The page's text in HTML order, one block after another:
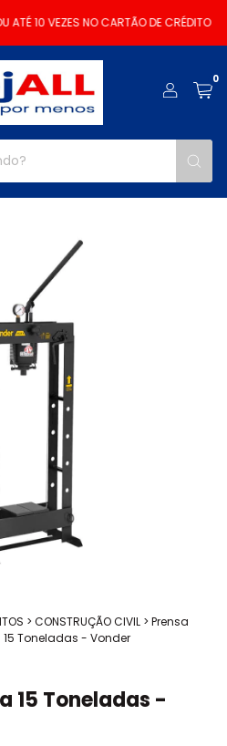
10 VEZES NO CARTÃO DE CRÉDITO
0
> CONSTRUÇÃO CIVIL > Prensa
Toneladas - Vonder
15 Toneladas -